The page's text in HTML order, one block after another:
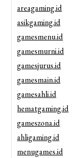
areagaming.id
asikgaming.id
gamesmenu.id
gamesmurni.id
gamesjurus.id
gamesmain.id
gamesahli.id
hematgaming.id
gameszona.id
ahligaming.id
menugames.id